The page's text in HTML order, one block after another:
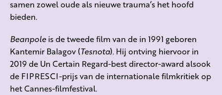
samen zowel oude als nieuwe trauma’s het hoofd
bieden.
Beanpole is de tweede film van de in 1991 geboren
Kantemir Balagov (Tesnota). Hij ontving hiervoor in
2019 de Un Certain Regard-best director-award alsook
de FIPRESCI-prijs van de internationale filmkritiek op
het Cannes-filmfestival.